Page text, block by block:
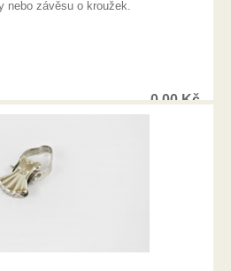
nebo závěsu o kroužek.
0,00Kč